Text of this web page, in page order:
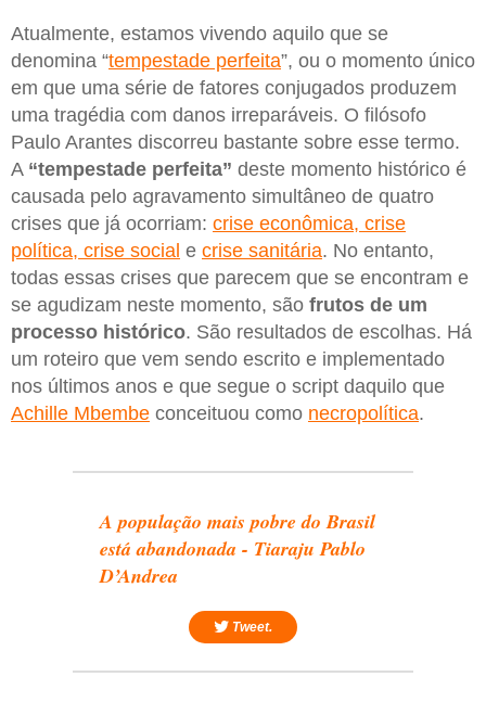
Atualmente, estamos vivendo aquilo que se
denomina “tempestade perfeita”, ou o momento único
em que uma série de fatores conjugados produzem
uma tragédia com danos irreparáveis. O filósofo
Paulo Arantes discorreu bastante sobre esse termo.
A “tempestade perfeita” deste momento histórico é
causada pelo agravamento simultâneo de quatro
crises que já ocorriam: crise econômica, crise
política, crise social e crise sanitária. No entanto,
todas essas crises que parecem que se encontram e
se agudizam neste momento, são frutos de um
processo histórico. São resultados de escolhas. Há
um roteiro que vem sendo escrito e implementado
nos últimos anos e que segue o script daquilo que
Achille Mbembe conceituou como necropolítica.
A população mais pobre do Brasil
está abandonada - Tiaraju Pablo
D’Andrea
Tweet.